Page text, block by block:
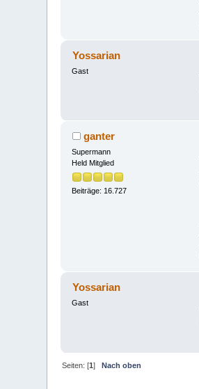
Yossarian
Gast
ganter
Supermann
Held Mitglied
Beiträge: 16.727
Yossarian
Gast
Seiten: [1]Nach oben